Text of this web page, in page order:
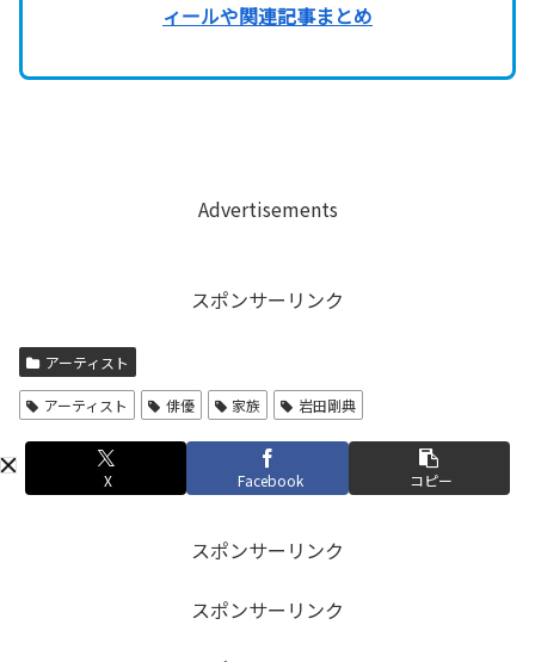
ィールや関連記事まとめ
Advertisements
スポンサーリンク
アーティスト
アーティスト 俳優 家族 岩田剛典
X Facebook コピー
スポンサーリンク
スポンサーリンク